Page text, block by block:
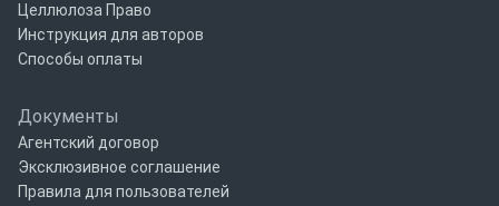
Целлюлоза Право
Инструкция для авторов
Способы оплаты
Документы
Агентский договор
Эксклюзивное соглашение
Правила для пользователей